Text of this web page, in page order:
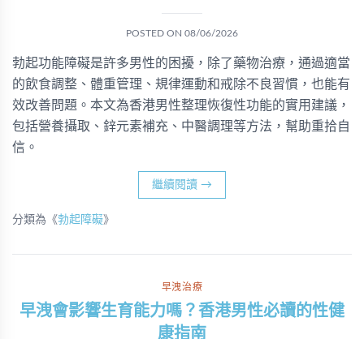
POSTED ON 08/06/2026
勃起功能障礙是許多男性的困擾，除了藥物治療，通過適當
的飲食調整、體重管理、規律運動和戒除不良習慣，也能有
效改善問題。本文為香港男性整理恢復性功能的實用建議，
包括營養攝取、鋅元素補充、中醫調理等方法，幫助重拾自
信。
繼續閱讀 →
分類為《勃起障礙》
早洩治療
早洩會影響生育能力嗎？香港男性必讀的性健
康指南